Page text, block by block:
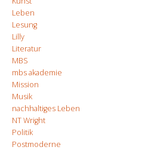
Leben
Lesung
Lilly
Literatur
MBS
mbs akademie
Mission
Musik
nachhaltiges Leben
NT Wright
Politik
Postmoderne